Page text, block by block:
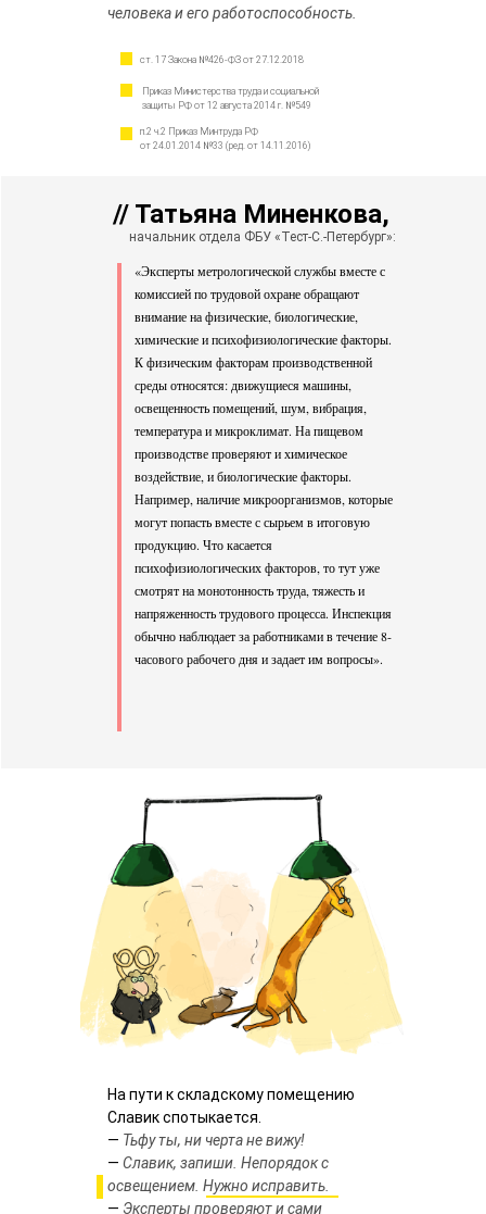
человека и его работоспособность.
ст. 17 Закона №426-ФЗ от 27.12.2018
Приказ Министерства труда и социальной
защиты РФ от 12 августа 2014 г. №549
п.2 ч.2 Приказ Минтруда РФ
от 24.01.2014 №33 (ред. от 14.11.2016)
// Татьяна Миненкова,
начальник отдела ФБУ «Тест-С.-Петербург»:
«Эксперты метрологической службы вместе с
комиссией по трудовой охране обращают
внимание на физические, биологические,
химические и психофизиологические факторы.
К физическим факторам производственной
среды относятся: движущиеся машины,
освещенность помещений, шум, вибрация,
температура и микроклимат. На пищевом
производстве проверяют и химическое
воздействие, и биологические факторы.
Например, наличие микроорганизмов, которые
могут попасть вместе с сырьем в итоговую
продукцию. Что касается
психофизиологических факторов, то тут уже
смотрят на монотонность труда, тяжесть и
напряженность трудового процесса. Инспекция
обычно наблюдает за работниками в течение 8-
часового рабочего дня и задает им вопросы».
На пути к складскому помещению
Славик спотыкается.
— Тьфу ты, ни черта не вижу!
— Славик, запиши. Непорядок с
освещением. Нужно исправить.
— Эксперты проверяют и сами